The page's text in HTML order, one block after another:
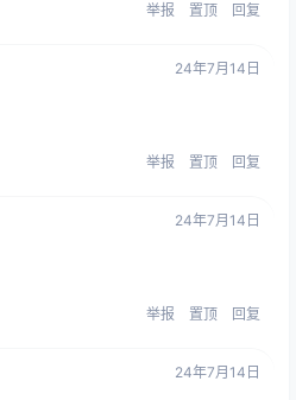
举报 置顶 回复
24年7月14日
举报 置顶 回复
24年7月14日
举报 置顶 回复
24年7月14日